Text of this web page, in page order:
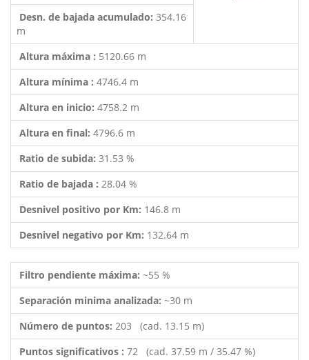
Desn. de bajada acumulado: 354.16
m
Altura máxima : 5120.66 m
Altura mínima : 4746.4 m
Altura en inicio: 4758.2 m
Altura en final: 4796.6 m
Ratio de subida: 31.53 %
Ratio de bajada : 28.04 %
Desnivel positivo por Km: 146.8 m
Desnivel negativo por Km: 132.64 m
Filtro pendiente máxima: ~55 %
Separación minima analizada: ~30 m
Número de puntos: 203 (cad. 13.15 m)
Puntos significativos : 72 (cad. 37.59 m / 35.47 %)